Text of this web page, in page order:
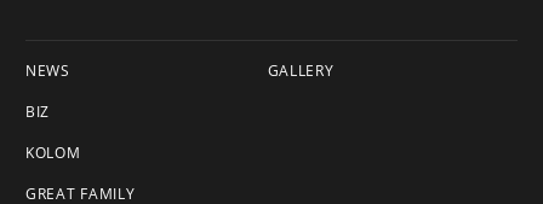
NEWS
BIZ
KOLOM
GREAT FAMILY
GALLERY